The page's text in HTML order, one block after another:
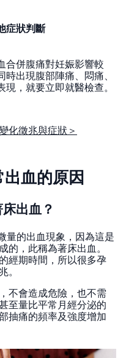
症狀判斷
合併腹痛對妊娠影響較
出現腹部陣痛、悶痛、
，就要立即就醫檢查。
化徵兆與症狀＞
血的原因
出血？
量的出血現象，因為這是
的，此稱為著床出血。
經期時間，所以很多孕
不會造成危險，也不需
至量比平常月經分泌的
抽痛的頻率及強度增加